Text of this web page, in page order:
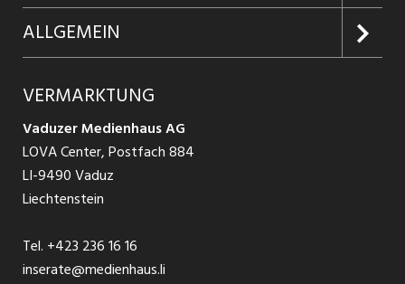
Firmen entdecken
Jobs in Graubünden
Jobs in St. Gallen
Jobs in Glarus
Jobs in der Südostschweiz
Temporär Jobs
Inserieren
Produkte
Schnittstelle
Glossar
Ratgeber Bewerbung / Rekrutierung
ALLGEMEIN
AGB
Datenschutzbestimmungen
Nutzungsbedingungen
Impressum
VERMARKTUNG
Vaduzer Medienhaus AG
LOVA Center, Postfach 884
LI-9490 Vaduz
Liechtenstein
Tel. +423 236 16 16
inserate@medienhaus.li